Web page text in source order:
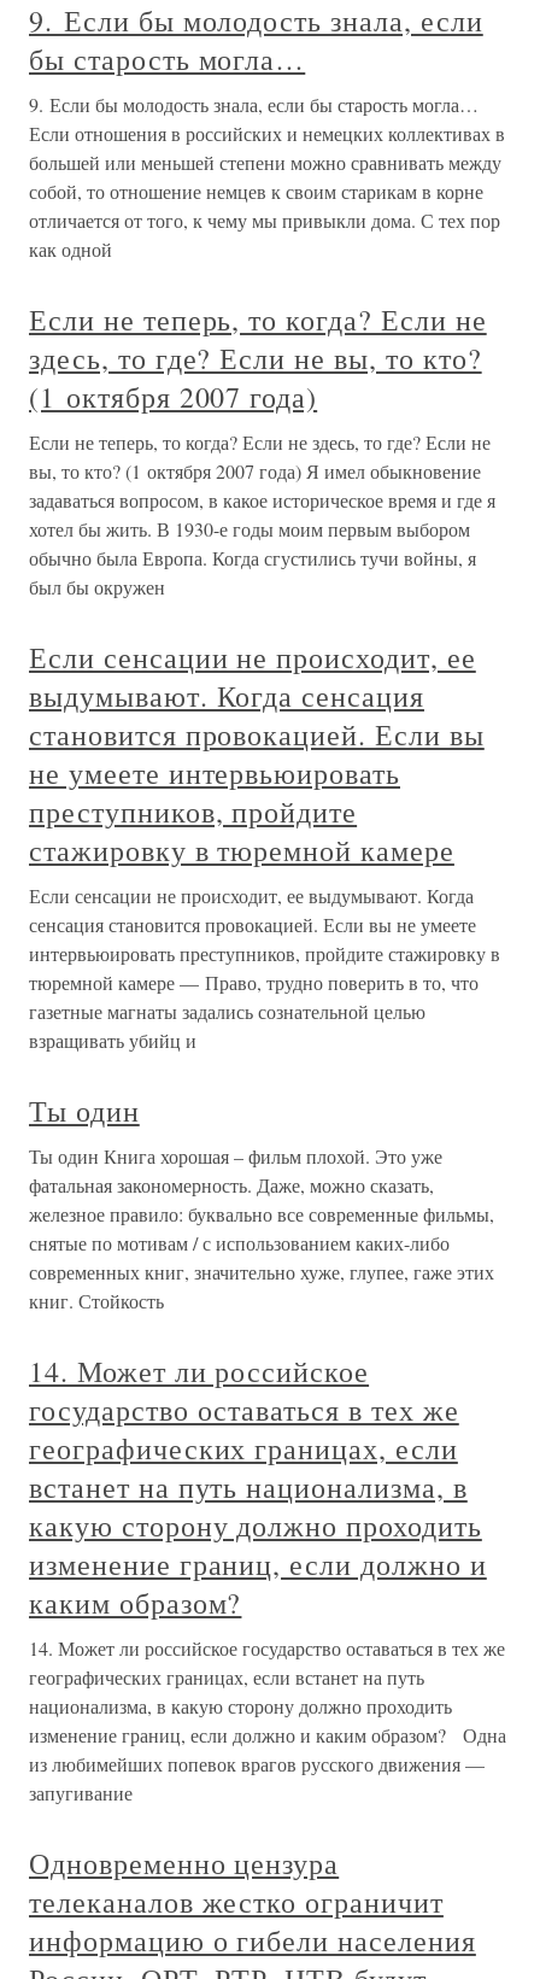
9. Если бы молодость знала, если
бы старость могла…
9. Если бы молодость знала, если бы старость могла…
Если отношения в российских и немецких коллективах в
большей или меньшей степени можно сравнивать между
собой, то отношение немцев к своим старикам в корне
отличается от того, к чему мы привыкли дома. С тех пор
как одной
Если не теперь, то когда? Если не
здесь, то где? Если не вы, то кто?
(1 октября 2007 года)
Если не теперь, то когда? Если не здесь, то где? Если не
вы, то кто? (1 октября 2007 года) Я имел обыкновение
задаваться вопросом, в какое историческое время и где я
хотел бы жить. В 1930-е годы моим первым выбором
обычно была Европа. Когда сгустились тучи войны, я
был бы окружен
Если сенсации не происходит, ее
выдумывают. Когда сенсация
становится провокацией. Если вы
не умеете интервьюировать
преступников, пройдите
стажировку в тюремной камере
Если сенсации не происходит, ее выдумывают. Когда
сенсация становится провокацией. Если вы не умеете
интервьюировать преступников, пройдите стажировку в
тюремной камере — Право, трудно поверить в то, что
газетные магнаты задались сознательной целью
взращивать убийц и
Ты один
Ты один Книга хорошая – фильм плохой. Это уже
фатальная закономерность. Даже, можно сказать,
железное правило: буквально все современные фильмы,
снятые по мотивам / с использованием каких-либо
современных книг, значительно хуже, глупее, гаже этих
книг. Стойкость
14. Может ли российское
государство оставаться в тех же
географических границах, если
встанет на путь национализма, в
какую сторону должно проходить
изменение границ, если должно и
каким образом?
14. Может ли российское государство оставаться в тех же
географических границах, если встанет на путь
национализма, в какую сторону должно проходить
изменение границ, если должно и каким образом? Одна
из любимейших попевок врагов русского движения —
запугивание
Одновременно цензура
телеканалов жестко ограничит
информацию о гибели населения